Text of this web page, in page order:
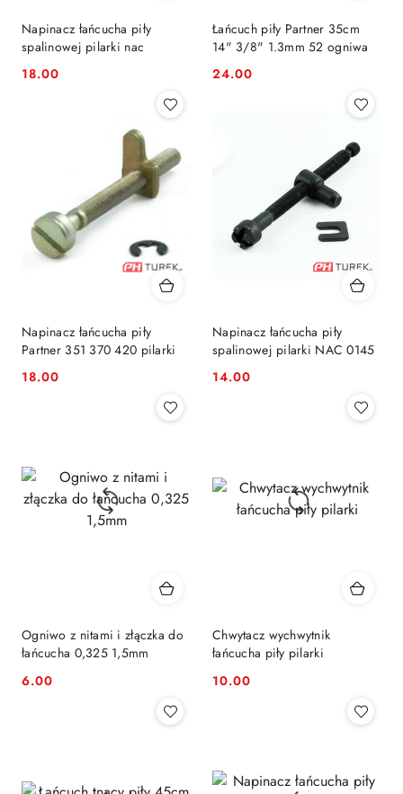
Napinacz łańcucha piły
spalinowej pilarki nac
Cena:
18.00
Łańcuch piły Partner 35cm
14" 3/8" 1.3mm 52 ogniwa
Cena:
24.00
Napinacz łańcucha piły
Partner 351 370 420 pilarki
Cena:
18.00
Napinacz łańcucha piły
spalinowej pilarki NAC 0145
Cena:
14.00
Ogniwo z nitami i złączka do
łańcucha 0,325 1,5mm
Cena:
6.00
Chwytacz wychwytnik
łańcucha piły pilarki
Cena:
10.00